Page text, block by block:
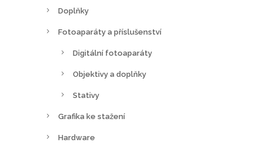
Doplňky
Fotoaparáty a příslušenství
Digitální fotoaparáty
Objektivy a doplňky
Stativy
Grafika ke stažení
Hardware